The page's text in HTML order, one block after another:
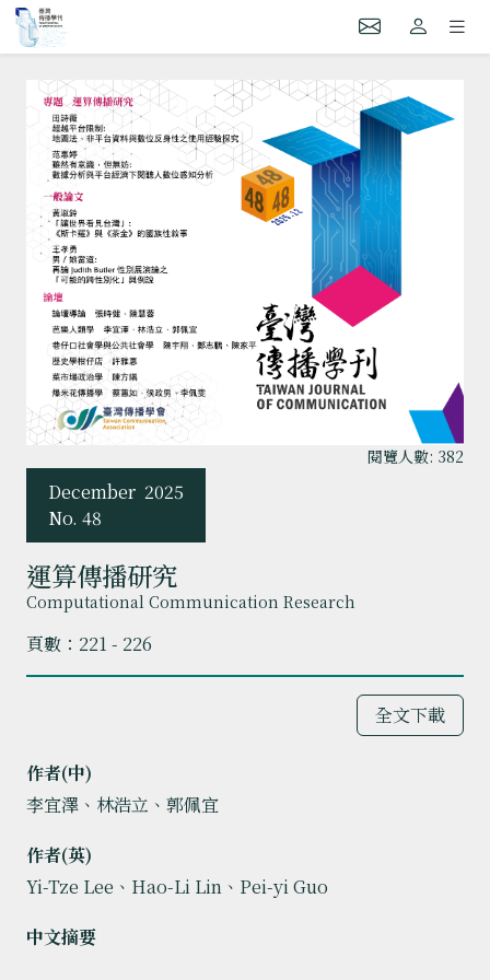
閱覽人數: 382
December 2025
No. 48
運算傳播研究
Computational Communication Research
頁數：221 - 226
全文下載
作者(中)
李宜澤、林浩立、郭佩宜
作者(英)
Yi-Tze Lee、Hao-Li Lin、Pei-yi Guo
中文摘要